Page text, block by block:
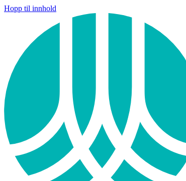
Hopp til innhold